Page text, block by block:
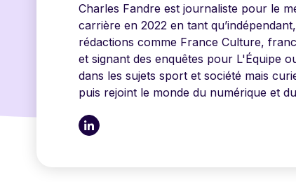
Charles Fandre est journaliste pour le
carrière en 2022 en tant
rédactions comme France Culture,
et signant des enquêtes pour L'Équipe
dans les sujets sport et société mais
puis rejoint le monde du numérique et